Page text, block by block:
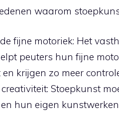
waarom
fijne motoriek: Het
peuters hun fijne
krijgen zo meer
Stoepkunst
hun eigen